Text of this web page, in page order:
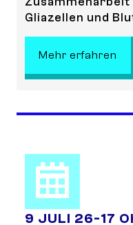
Gliazellen und
Mehr erfahren
9 JULI 26-17